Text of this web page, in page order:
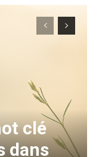
clé
dans